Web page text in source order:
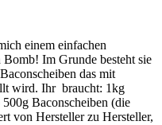
einem einfachen
Im Grunde besteht sie
das mit
wird. Ihr braucht: 1kg
Baconscheiben (die
von Hersteller zu Hersteller,